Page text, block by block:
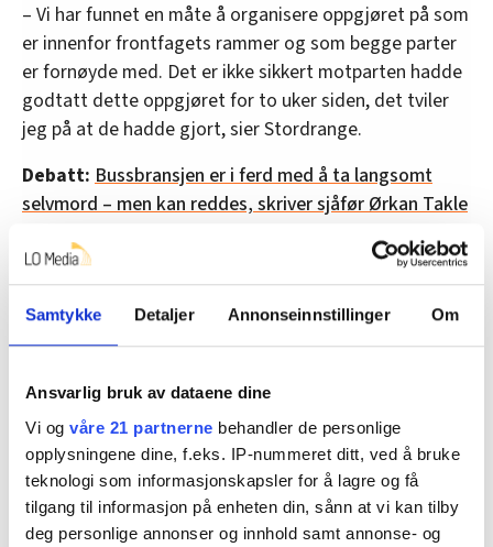
Samtykke Detaljer Annonseinnstillinger Om
Ansvarlig bruk av dataene dine
Vi og våre 21 partnerne behandler de personlige
opplysningene dine, f.eks. IP-nummeret ditt, ved å bruke
teknologi som informasjonskapsler for å lagre og få
tilgang til informasjon på enheten din, sånn at vi kan tilby
deg personlige annonser og innhold samt annonse- og
– Vi har funnet en måte å organisere oppgjøret på som
er innenfor frontfagets rammer og som begge parter
er fornøyde med. Det er ikke sikkert motparten hadde
godtatt dette oppgjøret for to uker siden, det tviler
jeg på at de hadde gjort, sier Stordrange.
Debatt: Bussbransjen er i ferd med å ta langsomt
selvmord – men kan reddes, skriver sjåfør Ørkan Takle